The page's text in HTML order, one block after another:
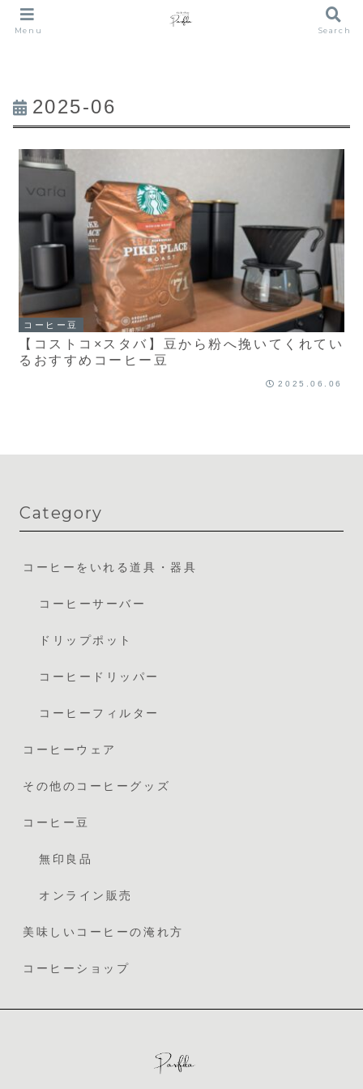
2025-06
コーヒー豆
【コストコ×スタバ】豆から粉へ挽いてくれてい
るおすすめコーヒー豆
2025.06.06
Category
コーヒーをいれる道具・器具
コーヒーサーバー
ドリップポット
コーヒードリッパー
コーヒーフィルター
コーヒーウェア
その他のコーヒーグッズ
コーヒー豆
無印良品
オンライン販売
美味しいコーヒーの淹れ方
コーヒーショップ
Menu Search